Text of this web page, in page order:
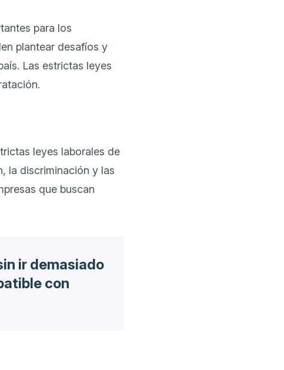
para los
plantear desafíos y
Las estrictas leyes
leyes laborales de
la discriminación y las
que buscan
ir demasiado
con